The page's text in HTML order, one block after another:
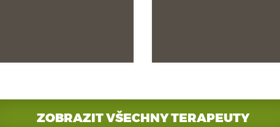
ZOBRAZIT VŠECHNY TERAPEUTY